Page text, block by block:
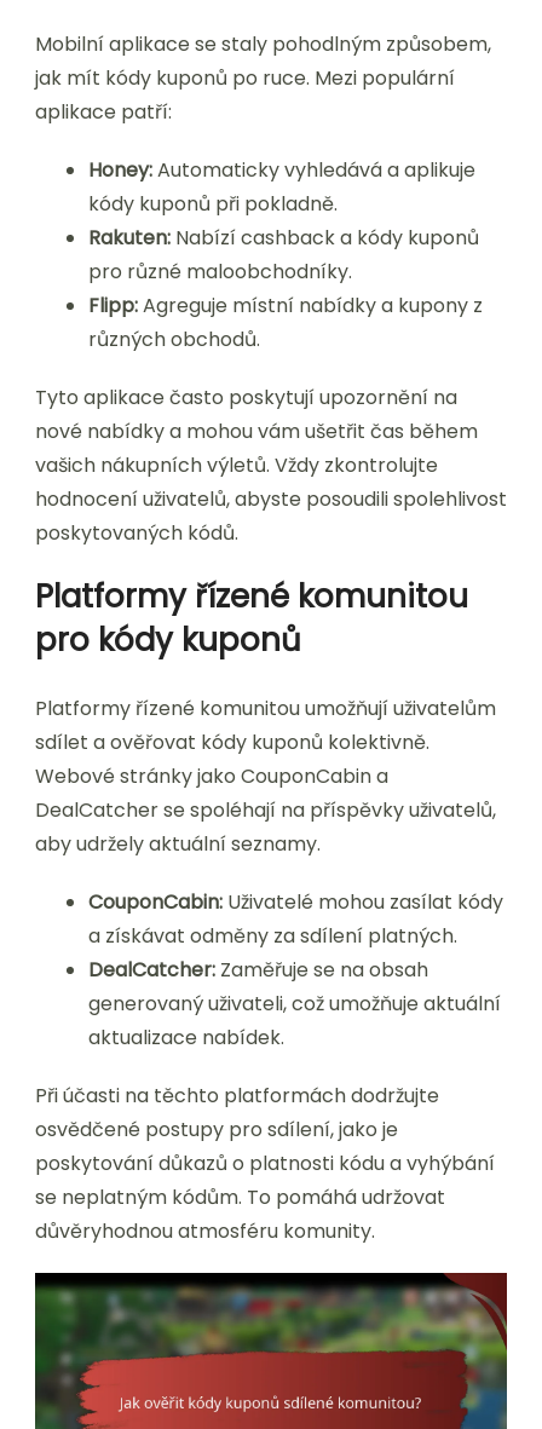
Mobilní aplikace se staly pohodlným způsobem,
jak mít kódy kuponů po ruce. Mezi populární
aplikace patří:
Honey:Automaticky vyhledává a aplikuje
kódy kuponů při pokladně.
Rakuten: Nabízí cashback a kódy kuponů
pro různé maloobchodníky.
Flipp:Agreguje místní nabídky a kupony z
různých obchodů.
Tyto aplikace často poskytují upozornění na
nové nabídky a mohou vám ušetřit čas během
vašich nákupních výletů. Vždy zkontrolujte
hodnocení uživatelů, abyste posoudili spolehlivost
poskytovaných kódů.
Platformy řízené komunitou
pro kódy kuponů
Platformy řízené komunitou umožňují uživatelům
sdílet a ověřovat kódy kuponů kolektivně.
Webové stránky jako CouponCabin a
DealCatcher se spoléhají na příspěvky uživatelů,
aby udržely aktuální seznamy.
CouponCabin: Uživatelé mohou zasílat kódy
a získávat odměny za sdílení platných.
DealCatcher: Zaměřuje se na obsah
generovaný uživateli, což umožňuje aktuální
aktualizace nabídek.
Při účasti na těchto platformách dodržujte
osvědčené postupy pro sdílení, jako je
poskytování důkazů o platnosti kódu a vyhýbání
se neplatným kódům. To pomáhá udržovat
důvěryhodnou atmosféru komunity.